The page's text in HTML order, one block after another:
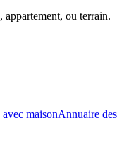
appartement, ou terrain.
maisonAnnuaire des